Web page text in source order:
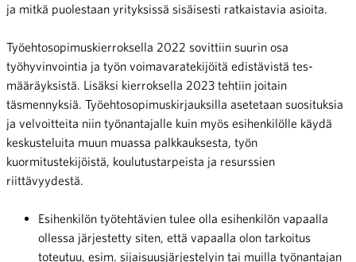
ja mitkä puolestaan yrityksissä sisäisesti ratkaistavia asioita.
Työehtosopimuskierroksella 2022 sovittiin suurin osa
työhyvinvointia ja työn voimavaratekijöitä edistävistä tes-
määräyksistä. Lisäksi kierroksella 2023 tehtiin joitain
täsmennyksiä. Työehtosopimuskirjauksilla asetetaan suosituksia
ja velvoitteita niin työnantajalle kuin myös esihenkilölle käydä
keskusteluita muun muassa palkkauksesta, työn
kuormitustekijöistä, koulutustarpeista ja resurssien
riittävyydestä.
Esihenkilön työtehtävien tulee olla esihenkilön vapaalla
ollessa järjestetty siten, että vapaalla olon tarkoitus
toteutuu, esim. sijaisuusjärjestelyin tai muilla työnantajan